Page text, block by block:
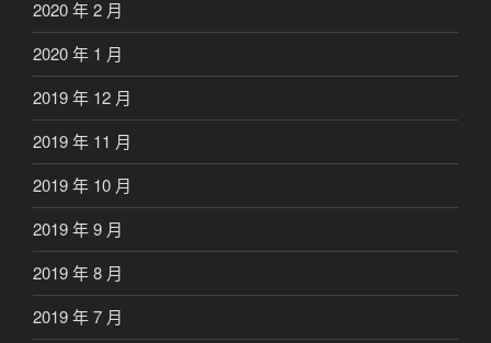
2020 年 2 月
2020 年 1 月
2019 年 12 月
2019 年 11 月
2019 年 10 月
2019 年 9 月
2019 年 8 月
2019 年 7 月